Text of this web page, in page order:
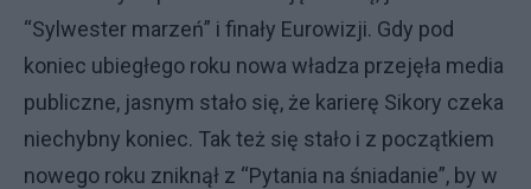
“Sylwester marzeń” i finały Eurowizji. Gdy pod
koniec ubiegłego roku nowa władza przejęła media
publiczne, jasnym stało się, że karierę Sikory czeka
niechybny koniec. Tak też się stało i z początkiem
nowego roku zniknął z “Pytania na śniadanie”, by w